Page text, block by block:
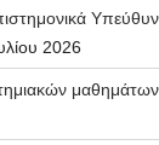
2026